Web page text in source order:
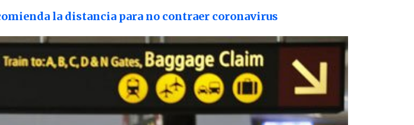
la distancia para no contraer coronavirus